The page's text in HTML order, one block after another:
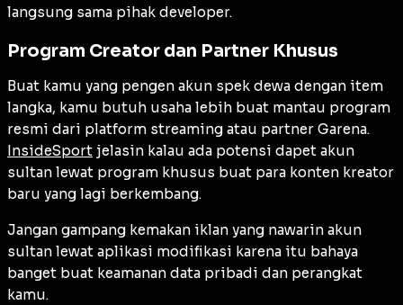
langsung sama pihak developer.
Program Creator dan Partner Khusus
Buat kamu yang pengen akun spek dewa dengan item
langka, kamu butuh usaha lebih buat mantau program
resmi dari platform streaming atau partner Garena.
InsideSport jelasin kalau ada potensi dapet akun
sultan lewat program khusus buat para konten kreator
baru yang lagi berkembang.
Jangan gampang kemakan iklan yang nawarin akun
sultan lewat aplikasi modifikasi karena itu bahaya
banget buat keamanan data pribadi dan perangkat
kamu.